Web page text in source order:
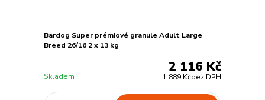
Bardog Super prémiové granule Adult Large
Breed 26/16 2 x 13 kg
2 116 Kč
1 889 Kčbez DPH
Skladem